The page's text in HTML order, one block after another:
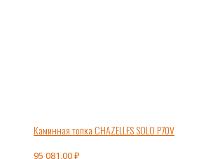
Каминная топка CHAZELLES SOLO P70V
95 081,00₽